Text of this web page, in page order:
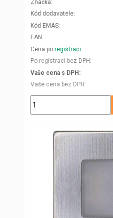
Značka
Kód dodavatele
Kód EMAS
EAN
Cena po registraci
Po registraci bez DPH
Vaše cena s DPH
Vaše cena bez DPH